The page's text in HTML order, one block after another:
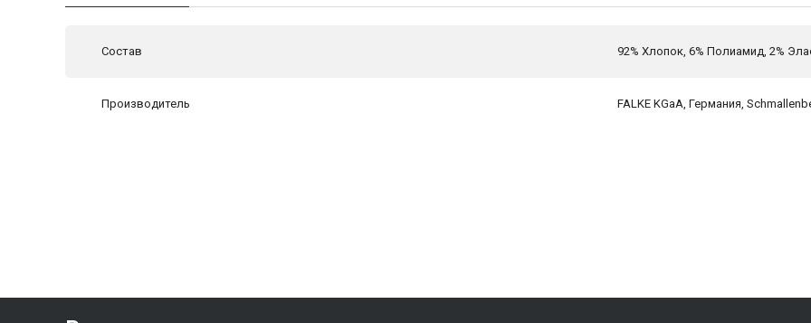
Состав 92% Хлопок, 6% Полиамид, 2%
Производитель FALKE KGaA, Германия,